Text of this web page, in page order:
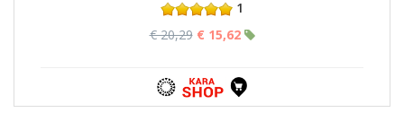
1
€ 20,29 € 15,62